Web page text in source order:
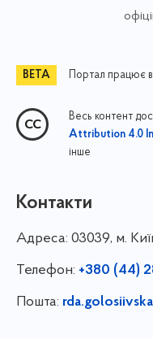
Портал працює
Весь контент
Attribution 4.0
інше
Контакти
Адреса: 03039, м.
Телефон: +380 (44)
Пошта: